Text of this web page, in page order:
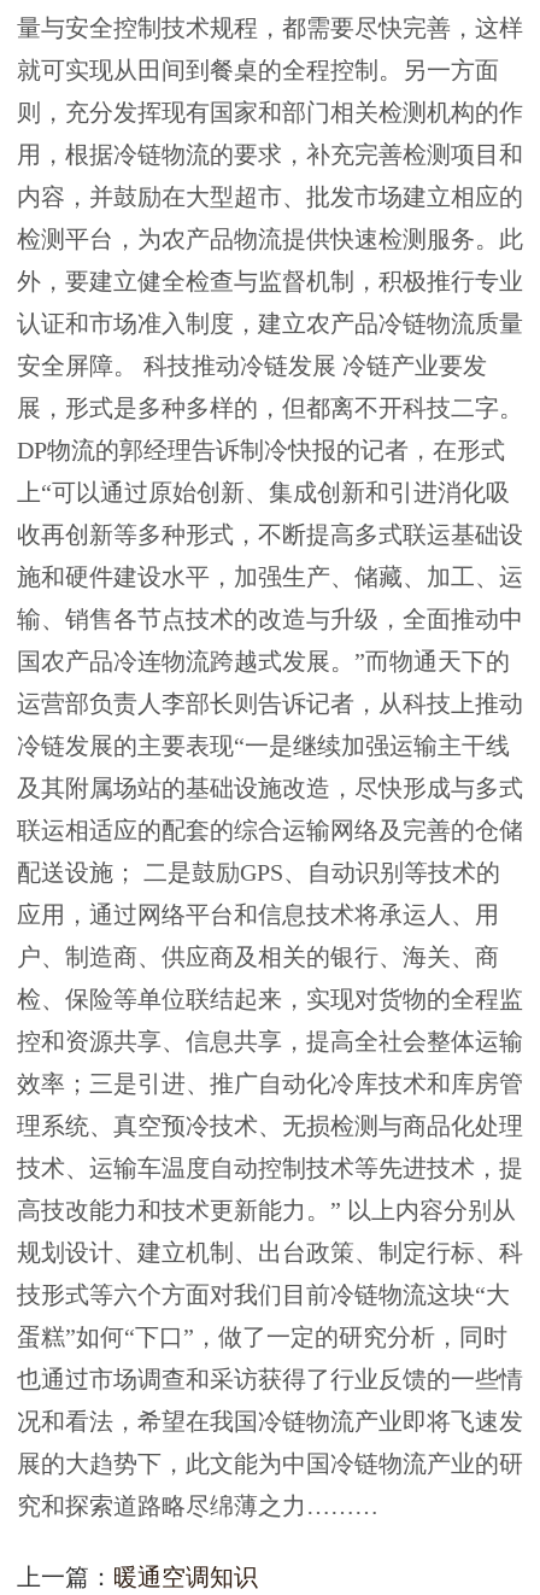
量与安全控制技术规程，都需要尽快完善，这样
就可实现从田间到餐桌的全程控制。另一方面
则，充分发挥现有国家和部门相关检测机构的作
用，根据冷链物流的要求，补充完善检测项目和
内容，并鼓励在大型超市、批发市场建立相应的
检测平台，为农产品物流提供快速检测服务。此
外，要建立健全检查与监督机制，积极推行专业
认证和市场准入制度，建立农产品冷链物流质量
安全屏障。 科技推动冷链发展 冷链产业要发
展，形式是多种多样的，但都离不开科技二字。
DP物流的郭经理告诉制冷快报的记者，在形式
上“可以通过原始创新、集成创新和引进消化吸
收再创新等多种形式，不断提高多式联运基础设
施和硬件建设水平，加强生产、储藏、加工、运
输、销售各节点技术的改造与升级，全面推动中
国农产品冷连物流跨越式发展。”而物通天下的
运营部负责人李部长则告诉记者，从科技上推动
冷链发展的主要表现“一是继续加强运输主干线
及其附属场站的基础设施改造，尽快形成与多式
联运相适应的配套的综合运输网络及完善的仓储
配送设施； 二是鼓励GPS、自动识别等技术的
应用，通过网络平台和信息技术将承运人、用
户、制造商、供应商及相关的银行、海关、商
检、保险等单位联结起来，实现对货物的全程监
控和资源共享、信息共享，提高全社会整体运输
效率；三是引进、推广自动化冷库技术和库房管
理系统、真空预冷技术、无损检测与商品化处理
技术、运输车温度自动控制技术等先进技术，提
高技改能力和技术更新能力。” 以上内容分别从
规划设计、建立机制、出台政策、制定行标、科
技形式等六个方面对我们目前冷链物流这块“大
蛋糕”如何“下口”，做了一定的研究分析，同时
也通过市场调查和采访获得了行业反馈的一些情
况和看法，希望在我国冷链物流产业即将飞速发
展的大趋势下，此文能为中国冷链物流产业的研
究和探索道路略尽绵薄之力………
上一篇： 暖通空调知识